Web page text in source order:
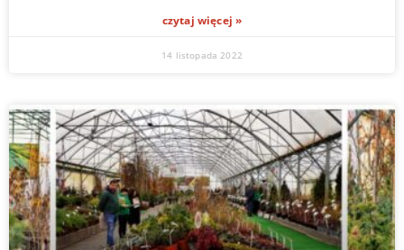
czytaj więcej »
14 listopada 2022